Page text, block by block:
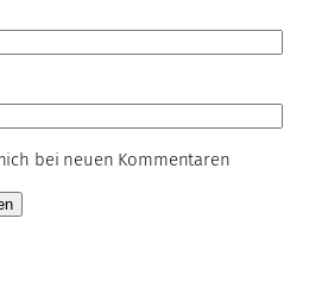
bei neuen Kommentaren